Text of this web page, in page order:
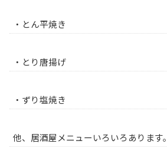
・とん平焼き
・とり唐揚げ
・ずり塩焼き
他、居酒屋メニューいろいろあります。